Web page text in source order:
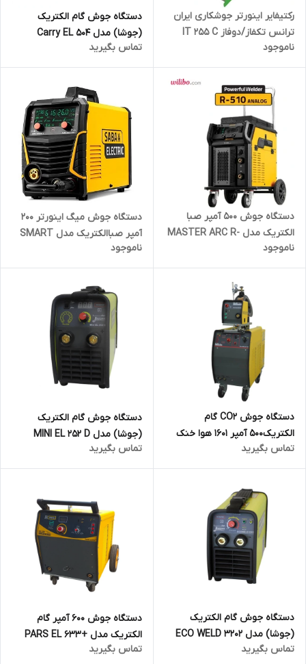
رکتیفایر اینورتر جوشکاری ایران
ترانس تکفاز/دوفاز IT 255 C
ناموجود
دستگاه جوش گام الکتریک
(جوشا) مدل Carry EL 504
Professional
تماس بگیرید
دستگاه جوش 500 آمپر صبا
الکتریک مدل MASTER ARC R-
510 ANALOG (جدید)
ناموجود
دستگاه جوش میگ اینورتر 200
آمپر صباالکتریک مدل SMART
MIG 200 S
ناموجود
دستگاه جوش CO2 گام
الکتریک500 آمپر 1601 هوا خنک
مدل REVO MIG SP 1601 AIR
COOL
تماس بگیرید
دستگاه جوش گام الکتریک
(جوشا) مدل MINI EL 252 D
تماس بگیرید
دستگاه جوش گام الکتریک
(جوشا) مدل ECO WELD 3202
تماس بگیرید
دستگاه جوش 600 آمپر گام
الکتریک مدل +PARS EL 633
Sx
تماس بگیرید